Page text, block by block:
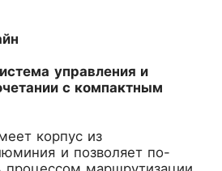
управления и
с компактным
корпус из
и позволяет по-